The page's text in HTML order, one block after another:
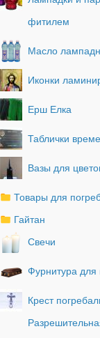
фитилем
Масло
Иконки
Ерш Елка
Таблички
Вазы для
Товары для
Гайтан
Свечи
Фурнитура для
Крест